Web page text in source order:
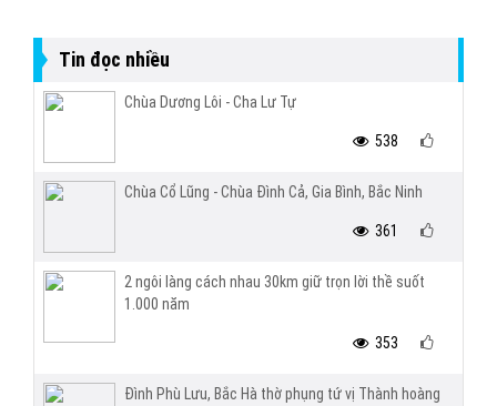
Tin đọc nhiều
Chùa Dương Lôi - Cha Lư Tự
538
Chùa Cổ Lũng - Chùa Đình Cả, Gia Bình, Bắc Ninh
361
2 ngôi làng cách nhau 30km giữ trọn lời thề suốt
1.000 năm
353
Đình Phù Lưu, Bắc Hà thờ phụng tứ vị Thành hoàng